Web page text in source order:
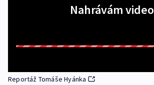
Nahrávám video
Reportáž Tomáše Hyánka